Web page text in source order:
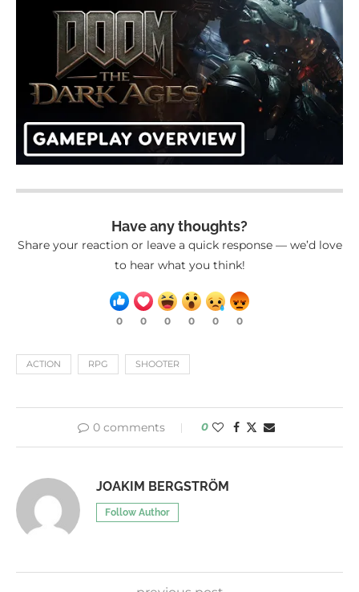
Have any thoughts?
Share your reaction or leave a quick response — we’d love
to hear what you think!
0 0 0 0 0 0
ACTION RPG SHOOTER
0 comments 0
JOAKIM BERGSTRÖM
Follow Author